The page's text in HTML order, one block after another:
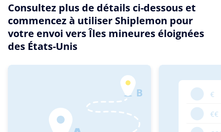
Consultez plus de détails ci-dessous et
commencez à utiliser Shiplemon pour
votre envoi vers Îles mineures éloignées
des États-Unis